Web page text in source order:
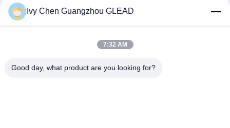
Εμπορικός
μαγειρεύοντας
εξοπλισμός
Μαγειρεύοντας
εξοπλισμός κουζινών
εξοπλισμός
επεξεργασίας
Ivy Chen Guangzhou GLEAD
7:32 AM
Good day, what product are you looking for?